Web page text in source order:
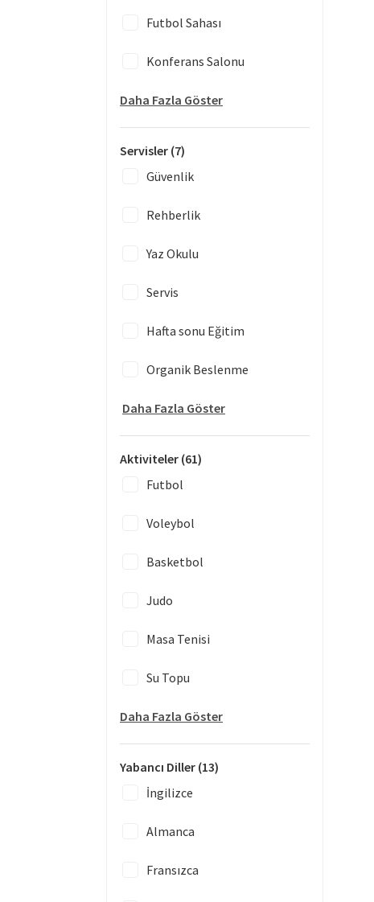
Futbol Sahası
Konferans Salonu
Daha Fazla Göster
Servisler (7)
Güvenlik
Rehberlik
Yaz Okulu
Servis
Hafta sonu Eğitim
Organik Beslenme
Daha Fazla Göster
Aktiviteler (61)
Futbol
Voleybol
Basketbol
Judo
Masa Tenisi
Su Topu
Daha Fazla Göster
Yabancı Diller (13)
İngilizce
Almanca
Fransızca